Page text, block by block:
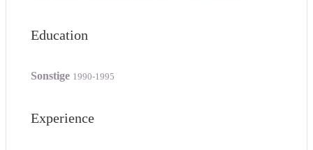
Education
Sonstige 1990-1995
Experience